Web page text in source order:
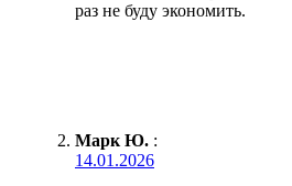
раз не буду экономить.
Марк Ю. :
14.01.2026